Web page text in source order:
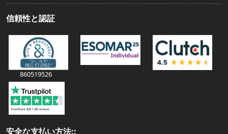
信頼性と認証
860519526
安全な支払い方法::